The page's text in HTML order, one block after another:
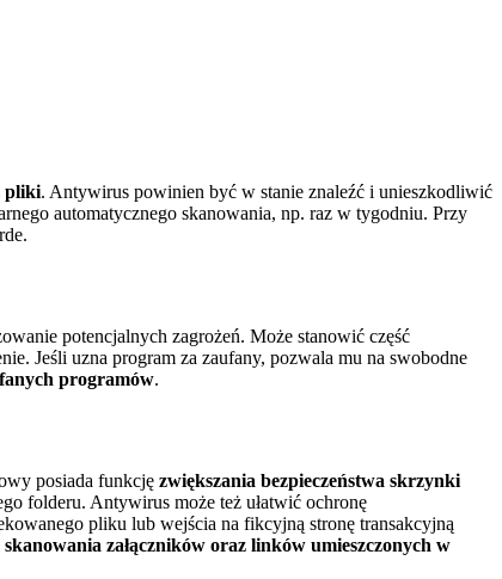
pliki. Antywirus powinien być w stanie znaleźć i unieszkodliwić
automatycznego skanowania, np. raz w tygodniu. Przy
potencjalnych zagrożeń. Może stanowić część
Jeśli uzna program za zaufany, pozwala mu na swobodne
programów.
posiada funkcję zwiększania bezpieczeństwa skrzynki
folderu. Antywirus może też ułatwić ochronę
pliku lub wejścia na fikcyjną stronę transakcyjną
skanowania załączników oraz linków umieszczonych w